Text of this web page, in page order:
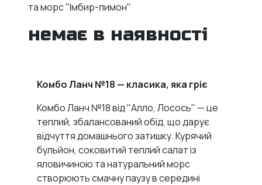
та морс "Імбир-лимон"
немає в наявності
Комбо Ланч №18 — класика, яка гріє
Комбо Ланч №18 від "Алло, Лосось" — це
теплий, збалансований обід, що дарує
відчуття домашнього затишку. Курячий
бульйон, соковитий теплий салат із
яловичиною та натуральний морс
створюють смачну паузу в середині